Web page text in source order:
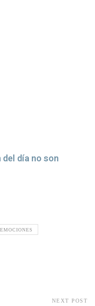
del día no son
EMOCIONES
NEXT POST